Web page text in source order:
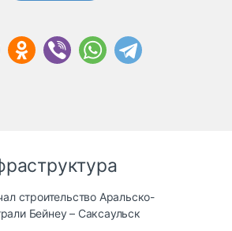
строительство Аральско-
Бейнеу – Саксаульск